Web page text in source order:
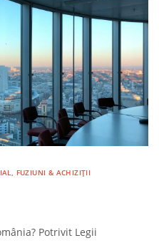
FUZIUNI & ACHIZIȚII
Potrivit Legii